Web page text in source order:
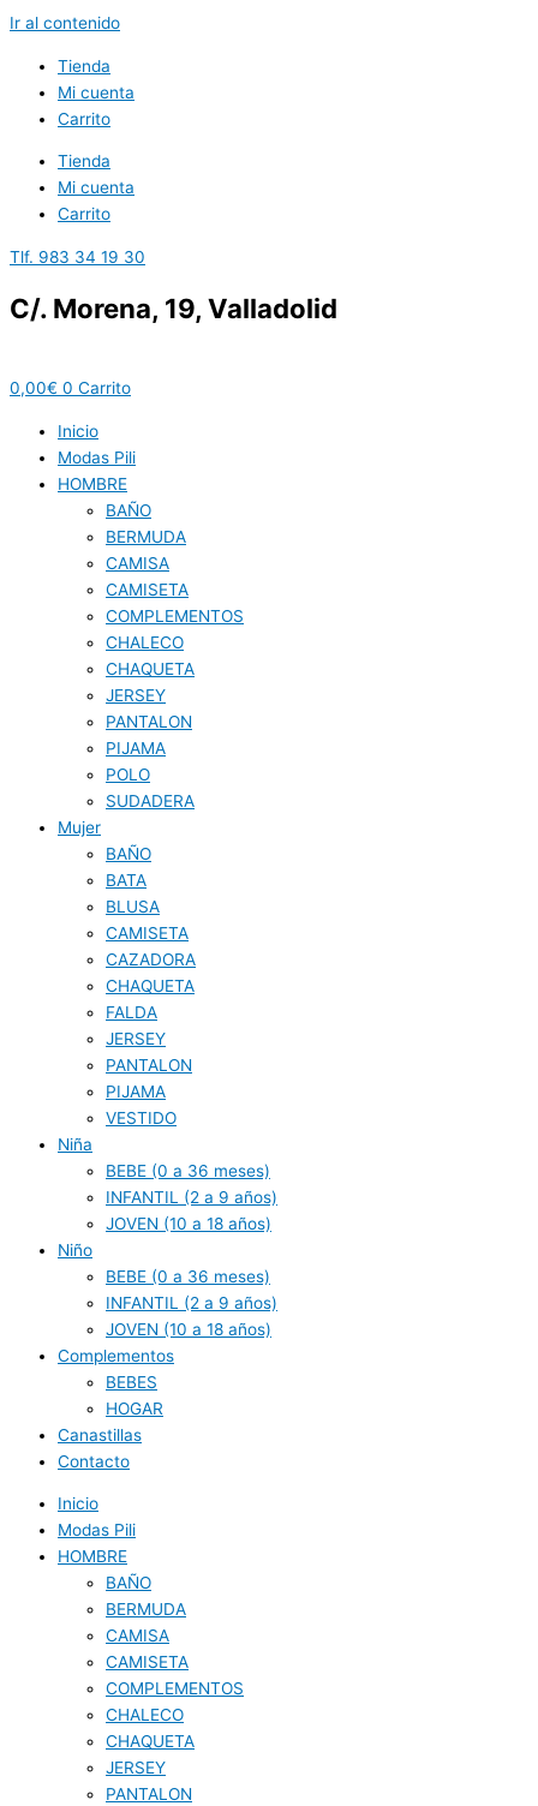
Ir al contenido
Tienda
Mi cuenta
Carrito
Tienda
Mi cuenta
Carrito
Tlf. 983 34 19 30
C/. Morena, 19, Valladolid
0,00€ 0 Carrito
Inicio
Modas Pili
HOMBRE
BAÑO
BERMUDA
CAMISA
CAMISETA
COMPLEMENTOS
CHALECO
CHAQUETA
JERSEY
PANTALON
PIJAMA
POLO
SUDADERA
Mujer
BAÑO
BATA
BLUSA
CAMISETA
CAZADORA
CHAQUETA
FALDA
JERSEY
PANTALON
PIJAMA
VESTIDO
Niña
BEBE (0 a 36 meses)
INFANTIL (2 a 9 años)
JOVEN (10 a 18 años)
Niño
BEBE (0 a 36 meses)
INFANTIL (2 a 9 años)
JOVEN (10 a 18 años)
Complementos
BEBES
HOGAR
Canastillas
Contacto
Inicio
Modas Pili
HOMBRE
BAÑO
BERMUDA
CAMISA
CAMISETA
COMPLEMENTOS
CHALECO
CHAQUETA
JERSEY
PANTALON